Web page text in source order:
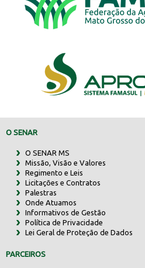
O SENAR
O SENAR MS
Missão, Visão e Valores
Regimento e Leis
Licitações e Contratos
Palestras
Onde Atuamos
Informativos de Gestão
Política de Privacidade
Lei Geral de Proteção de Dados
PARCEIROS